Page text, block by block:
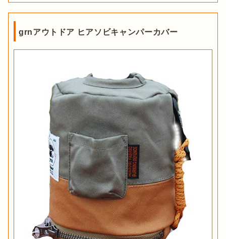
grnアウトドア ヒアソビキャンパーカバー